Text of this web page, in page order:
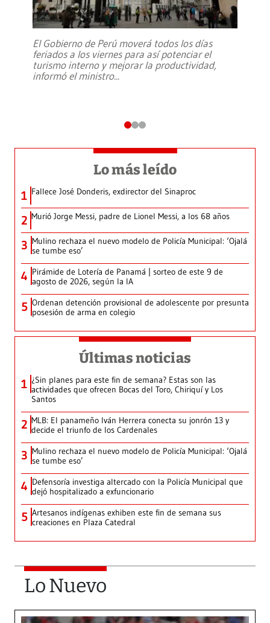
El Gobierno de Perú moverá todos los días
feriados a los viernes para así potenciar el
turismo interno y mejorar la productividad,
informó el ministro...
Lo más leído
1 Fallece José Donderis, exdirector del Sinaproc
2 Murió Jorge Messi, padre de Lionel Messi, a los 68 años
3 Mulino rechaza el nuevo modelo de Policía Municipal: ‘Ojalá
se tumbe eso’
4 Pirámide de Lotería de Panamá | sorteo de este 9 de
agosto de 2026, según la IA
5 Ordenan detención provisional de adolescente por presunta
posesión de arma en colegio
Últimas noticias
1 ¿Sin planes para este fin de semana? Estas son las
actividades que ofrecen Bocas del Toro, Chiriquí y Los
Santos
2 MLB: El panameño Iván Herrera conecta su jonrón 13 y
decide el triunfo de los Cardenales
3 Mulino rechaza el nuevo modelo de Policía Municipal: ‘Ojalá
se tumbe eso’
4 Defensoría investiga altercado con la Policía Municipal que
dejó hospitalizado a exfuncionario
5 Artesanos indígenas exhiben este fin de semana sus
creaciones en Plaza Catedral
Lo Nuevo